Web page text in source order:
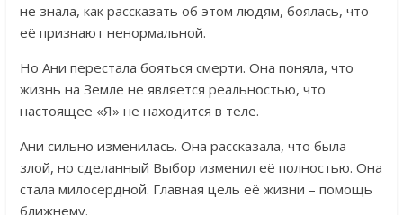
не знала, как рассказать об этом людям, боялась, что
её признают ненормальной.
Но Ани перестала бояться смерти. Она поняла, что
жизнь на Земле не является реальностью, что
настоящее «Я» не находится в теле.
Ани сильно изменилась. Она рассказала, что была
злой, но сделанный Выбор изменил её полностью. Она
стала милосердной. Главная цель её жизни – помощь
ближнему.